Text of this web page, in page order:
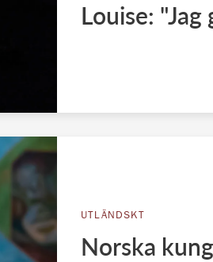
Louise: "Jag
UTLÄNDSKT
Norska